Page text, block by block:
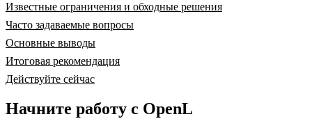
Известные ограничения и обходные решения
Часто задаваемые вопросы
Основные выводы
Итоговая рекомендация
Действуйте сейчас
Начните работу с OpenL